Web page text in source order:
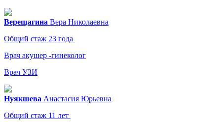
Верещагина Вера Николаевна
Общий стаж 23 года
Врач акушер -гинеколог
Врач УЗИ
Нуякшева Анастасия Юрьевна
Общий стаж 11 лет